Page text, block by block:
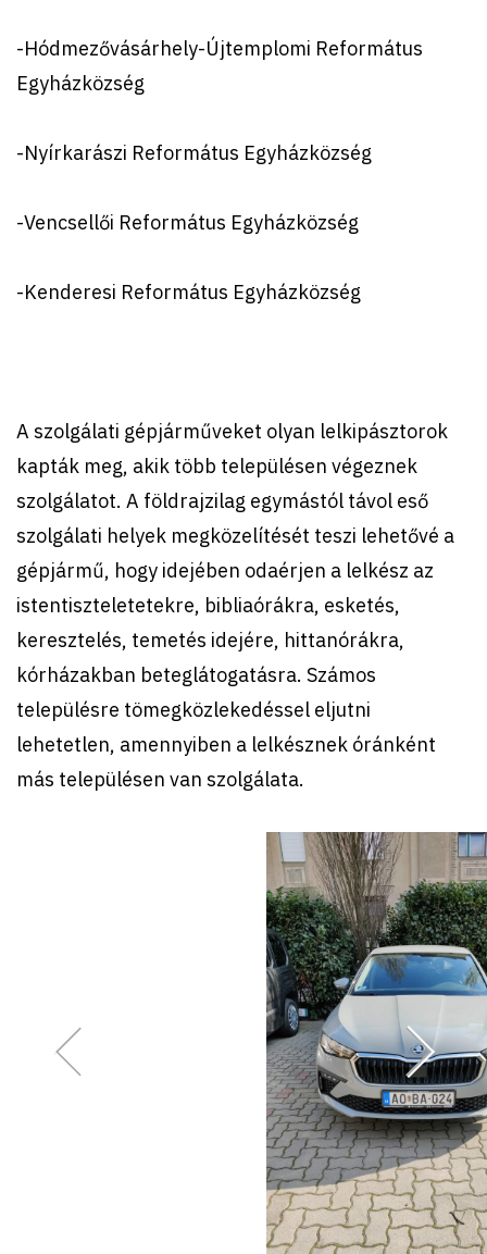
-Hódmezővásárhely-Újtemplomi Református
Egyházközség
-Nyírkarászi Református Egyházközség
-Vencsellői Református Egyházközség
-Kenderesi Református Egyházközség
A szolgálati gépjárműveket olyan lelkipásztorok
kapták meg, akik több településen végeznek
szolgálatot. A földrajzilag egymástól távol eső
szolgálati helyek megközelítését teszi lehetővé a
gépjármű, hogy idejében odaérjen a lelkész az
istentiszteletetekre, bibliaórákra, esketés,
keresztelés, temetés idejére, hittanórákra,
kórházakban beteglátogatásra. Számos
településre tömegközlekedéssel eljutni
lehetetlen, amennyiben a lelkésznek óránként
más településen van szolgálata.